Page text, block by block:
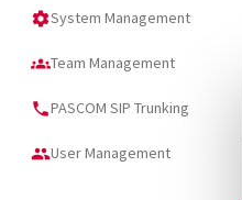
settingsSystem Management
groupsTeam Management
phonePASCOM SIP Trunking
peopleUser Management